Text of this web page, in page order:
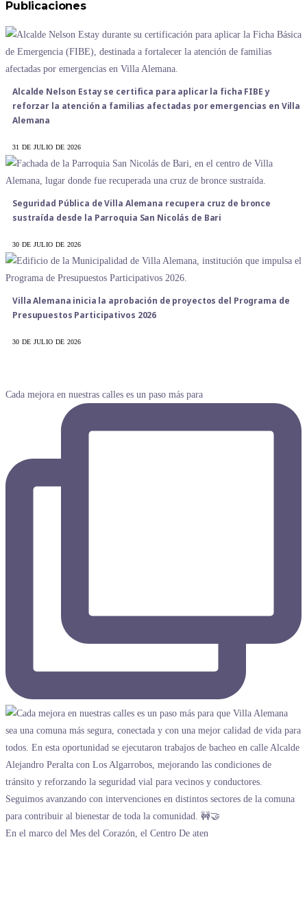
Publicaciones
Alcalde Nelson Estay se certifica para aplicar la ficha FIBE y
reforzar la atención a familias afectadas por emergencias en Villa
Alemana
31 DE JULIO DE 2026
Seguridad Pública de Villa Alemana recupera cruz de bronce
sustraída desde la Parroquia San Nicolás de Bari
30 DE JULIO DE 2026
Villa Alemana inicia la aprobación de proyectos del Programa de
Presupuestos Participativos 2026
30 DE JULIO DE 2026
Cada mejora en nuestras calles es un paso más para
En el marco del Mes del Corazón, el Centro De aten